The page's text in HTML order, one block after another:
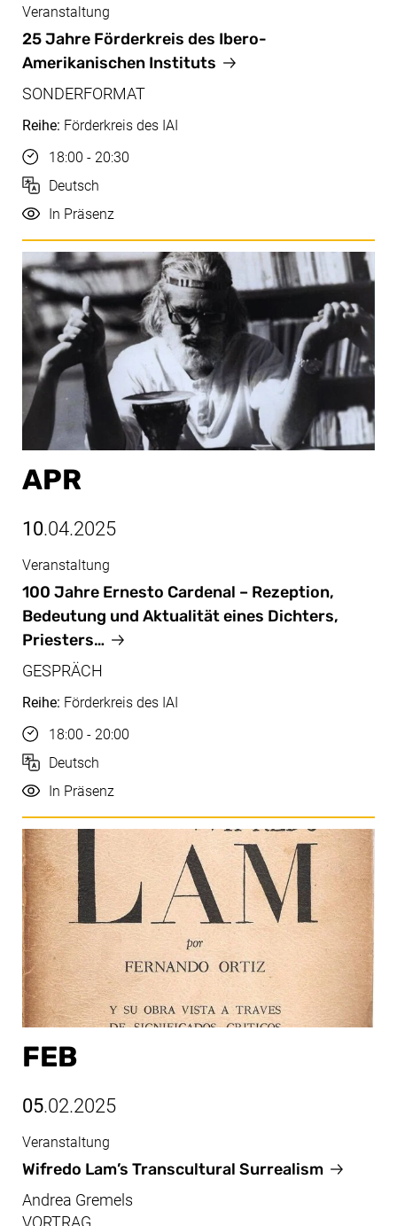
Juli, 04.07.2025
25 Jahre Förderkreis des Ibero-
Amerikanischen Instituts
Veranstaltung
SONDERFORMAT
Reihe: Förderkreis des IAI
Uhrzeit
18:00 - 20:30
Sprache
Deutsch
Durchführung
In Präsenz
APR
10.04.2025
Apr, 10.04.2025
100 Jahre Ernesto Cardenal – Rezeption,
Bedeutung und Aktualität eines Dichters,
Priesters…
Veranstaltung
GESPRÄCH
Reihe: Förderkreis des IAI
Uhrzeit
18:00 - 20:00
Sprache
Deutsch
Durchführung
In Präsenz
FEB
05.02.2025
Feb, 05.02.2025
Wifredo Lam’s Transcultural Surrealism
Veranstaltung
Andrea Gremels
VORTRAG